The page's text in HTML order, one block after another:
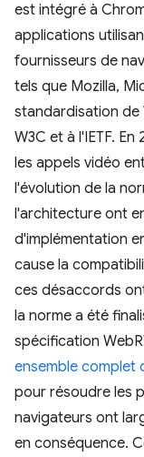
est intégré à
applications
fournisseurs de
tels que Mozilla,
standardisation de
W3C et à l'IETF.
les appels vidéo
l'évolution de la
l'architecture ont
d'implémentation
cause la
ces désaccords
la norme a été
spécification
ensemble complet
pour résoudre les
navigateurs ont
en conséquence.